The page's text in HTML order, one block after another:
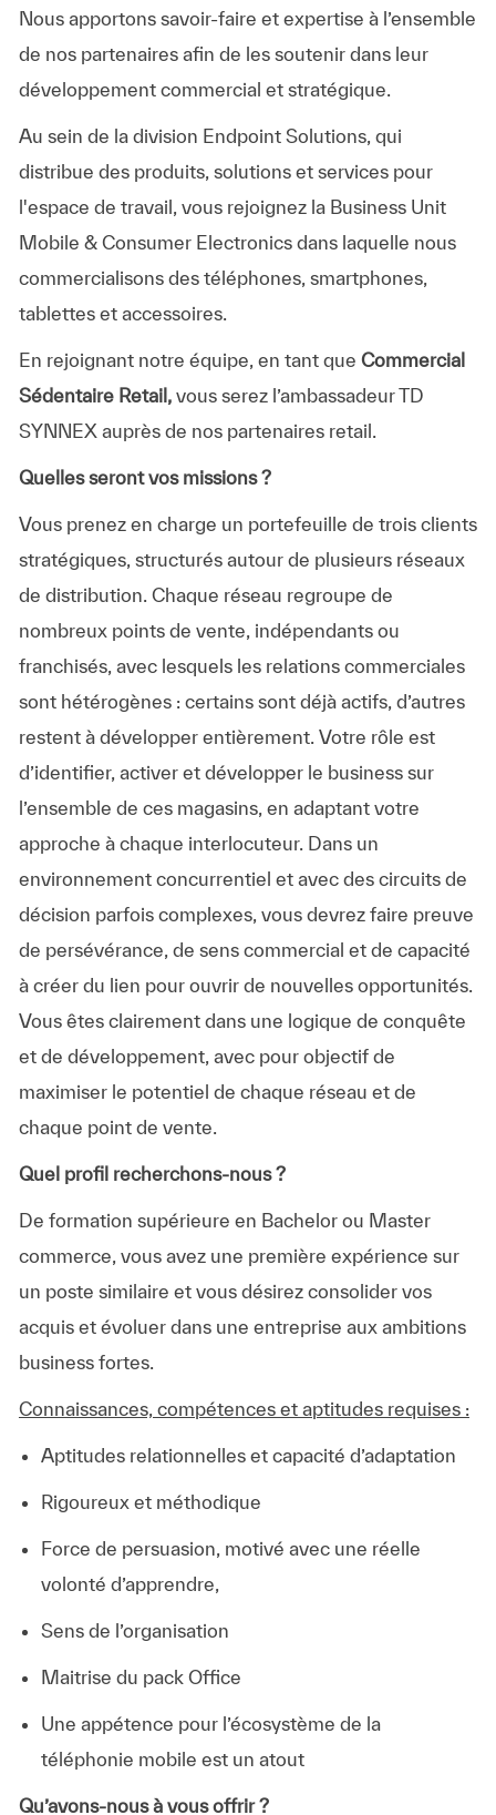
Nous apportons savoir-faire et expertise à l’ensemble
de nos partenaires afin de les soutenir dans leur
développement commercial et stratégique.
Au sein de la division Endpoint Solutions, qui
distribue des produits, solutions et services pour
l'espace de travail, vous rejoignez la Business Unit
Mobile & Consumer Electronics dans laquelle nous
commercialisons des téléphones, smartphones,
tablettes et accessoires.
En rejoignant notre équipe, en tant que Commercial
Sédentaire Retail, vous serez l’ambassadeur TD
SYNNEX auprès de nos partenaires retail.
Quelles seront vos missions ?
​Vous prenez en charge un portefeuille de trois clients
stratégiques, structurés autour de plusieurs réseaux
de distribution. Chaque réseau regroupe de
nombreux points de vente, indépendants ou
franchisés, avec lesquels les relations commerciales
sont hétérogènes : certains sont déjà actifs, d’autres
restent à développer entièrement. Votre rôle est
d’identifier, activer et développer le business sur
l’ensemble de ces magasins, en adaptant votre
approche à chaque interlocuteur. Dans un
environnement concurrentiel et avec des circuits de
décision parfois complexes, vous devrez faire preuve
de persévérance, de sens commercial et de capacité
à créer du lien pour ouvrir de nouvelles opportunités.
Vous êtes clairement dans une logique de conquête
et de développement, avec pour objectif de
maximiser le potentiel de chaque réseau et de
chaque point de vente.
Quel profil recherchons-nous ?
De formation supérieure en Bachelor ou Master
commerce, vous avez une première expérience sur
un poste similaire et vous désirez consolider vos
acquis et évoluer dans une entreprise aux ambitions
business fortes.
Connaissances, compétences et aptitudes requises :
Aptitudes relationnelles et capacité d’adaptation
Rigoureux et méthodique
Force de persuasion, motivé avec une réelle
volonté d’apprendre,
Sens de l’organisation
Maitrise du pack Office
Une appétence pour l’écosystème de la
téléphonie mobile est un atout
Qu’avons-nous à vous offrir ?